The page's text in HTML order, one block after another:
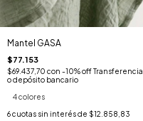
Mantel GASA
$77.153
$69.437,70 con -10% off Transferencia
o depósito bancario
4 colores
6cuotas sin interés de $12.858,83